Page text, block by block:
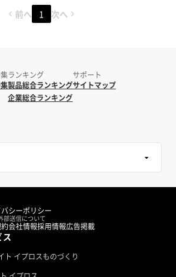
前へ 1 次へ
ランキング
製品総合ランキング
企業総合ランキング
サポート
サイトマップ
シーポリシー
部送信について
会社情報採用情報広告掲載
ス
ト イプロスものづくり